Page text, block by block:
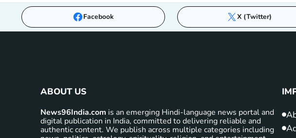
Facebook X (Twitter)
ABOUT US
News96India.com is an emerging Hindi-language news portal and
digital publication in India, committed to delivering reliable and
authentic content. We publish across multiple categories including